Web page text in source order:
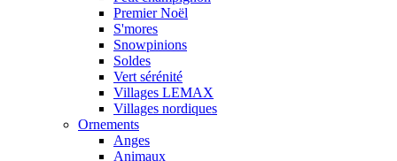
Premier Noël
S'mores
Snowpinions
Soldes
Vert sérénité
Villages LEMAX
Villages nordiques
Ornements
Anges
Animaux